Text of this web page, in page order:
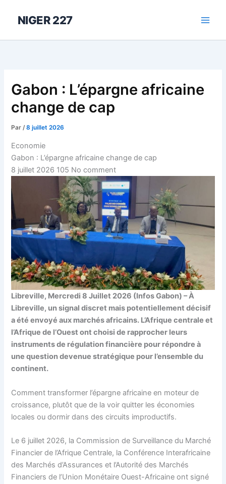
NIGER 227
Gabon : L’épargne africaine
change de cap
Par/8 juillet 2026
Economie
Gabon : L’épargne africaine change de cap
8 juillet 2026 105 No comment
Libreville, Mercredi 8 Juillet 2026 (Infos Gabon) – À
Libreville, un signal discret mais potentiellement décisif
a été envoyé aux marchés africains. L’Afrique centrale et
l’Afrique de l’Ouest ont choisi de rapprocher leurs
instruments de régulation financière pour répondre à
une question devenue stratégique pour l’ensemble du
continent.
Comment transformer l’épargne africaine en moteur de
croissance, plutôt que de la voir quitter les économies
locales ou dormir dans des circuits improductifs.
Le 6 juillet 2026, la Commission de Surveillance du Marché
Financier de l’Afrique Centrale, la Conférence Interafricaine
des Marchés d’Assurances et l’Autorité des Marchés
Financiers de l’Union Monétaire Ouest-Africaine ont signé